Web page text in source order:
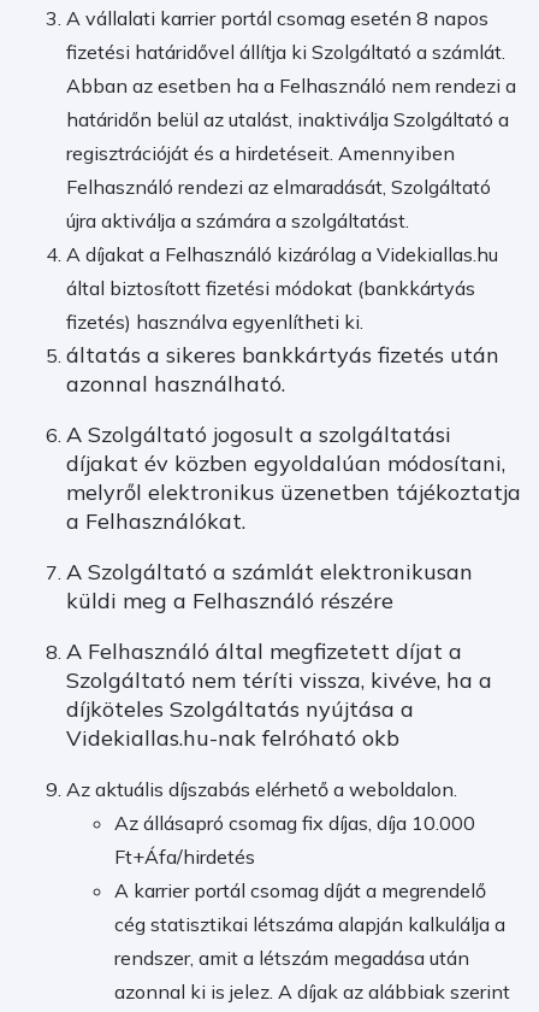
A vállalati karrier portál csomag esetén 8 napos
fizetési határidővel állítja ki Szolgáltató a számlát.
Abban az esetben ha a Felhasználó nem rendezi a
határidőn belül az utalást, inaktiválja Szolgáltató a
regisztrációját és a hirdetéseit. Amennyiben
Felhasználó rendezi az elmaradását, Szolgáltató
újra aktiválja a számára a szolgáltatást.
A díjakat a Felhasználó kizárólag a Videkiallas.hu
által biztosított fizetési módokat (bankkártyás
fizetés) használva egyenlítheti ki.
áltatás a sikeres bankkártyás fizetés után
azonnal használható.
A Szolgáltató jogosult a szolgáltatási
díjakat év közben egyoldalúan módosítani,
melyről elektronikus üzenetben tájékoztatja
a Felhasználókat.
A Szolgáltató a számlát elektronikusan
küldi meg a Felhasználó részére
A Felhasználó által megfizetett díjat a
Szolgáltató nem téríti vissza, kivéve, ha a
díjköteles Szolgáltatás nyújtása a
Videkiallas.hu-nak felróható okb
Az aktuális díjszabás elérhető a weboldalon.
Az állásapró csomag fix díjas, díja 10.000
Ft+Áfa/hirdetés
A karrier portál csomag díját a megrendelő
cég statisztikai létszáma alapján kalkulálja a
rendszer, amit a létszám megadása után
azonnal ki is jelez. A díjak az alábbiak szerint